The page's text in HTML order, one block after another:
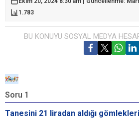
1.783
BU KONUYU SOSYAL MEDYA
Soru 1
Tanesini 21 liradan aldığı